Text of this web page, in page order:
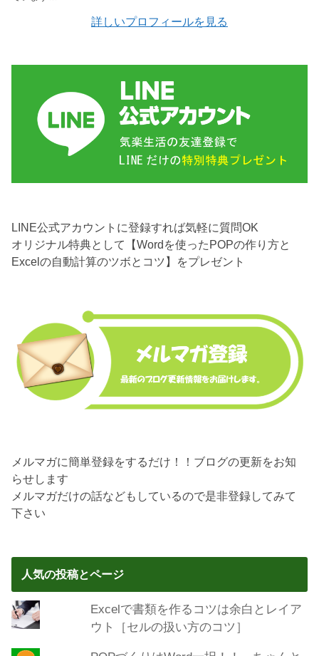
詳しいプロフィールを見る
LINE公式アカウントに登録すれば気軽に質問OK
オリジナル特典として【Wordを使ったPOPの作り方と
Excelの自動計算のツボとコツ】をプレゼント
メルマガに簡単登録をするだけ！！ブログの更新をお知
らせします
メルマガだけの話などもしているので是非登録してみて
下さい
人気の投稿とページ
Excelで書類を作るコツは余白とレイア
ウト［セルの扱い方のコツ］